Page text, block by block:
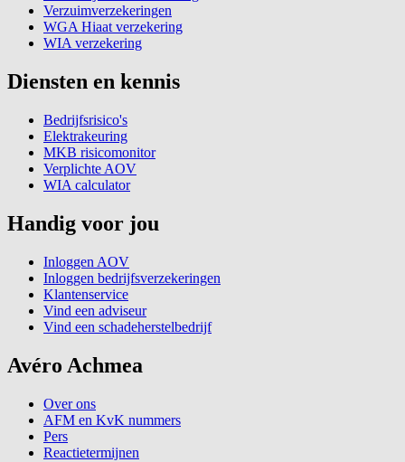
Verzuimverzekeringen
WGA Hiaat verzekering
WIA verzekering
Diensten en kennis
Bedrijfsrisico's
Elektrakeuring
MKB risicomonitor
Verplichte AOV
WIA calculator
Handig voor jou
Inloggen AOV
Inloggen bedrijfsverzekeringen
Klantenservice
Vind een adviseur
Vind een schadeherstelbedrijf
Avéro Achmea
Over ons
AFM en KvK nummers
Pers
Reactietermijnen